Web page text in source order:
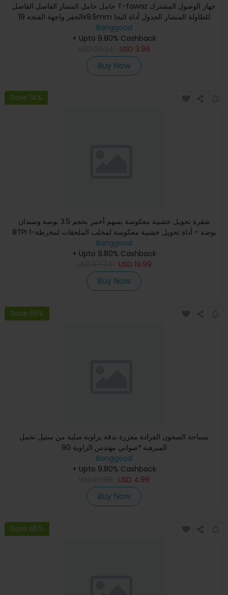
حامل حامل المسار الفاصل الفاصل T-fawaz جهاز الوصول المشترك
الحفر واجهة الفتحة 19x9.5mm للطاولة المنشار الجدول أداة النجا
Banggood
+ Upto 9.80% Cashback
USD 3.99
Buy Now
Save 14%
شفرة تحويل خشبية معكوسة بسهم أحمر بحجم 3.5 بوصة وسندان
8TPI 1-بوصة - أداة تحويل خشبية معكوسة لمخلب الملحقات لمخرطة
خشبية
Banggood
+ Upto 9.80% Cashback
USD 19.99
Buy Now
Save 65%
مساحة الصحون الفرادة معززة بدقة بزاوية صلبة من ستيل تحمل
صواني مهندس الزاوية 90º المبرهنة
Banggood
+ Upto 9.80% Cashback
USD 4.99
Buy Now
Save 65%